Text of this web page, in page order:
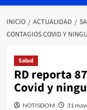
INICIO ACTUALIDAD
CONTAGIOS COVID Y
Salud
RD reporta
Covid y
NOTISDOM 31